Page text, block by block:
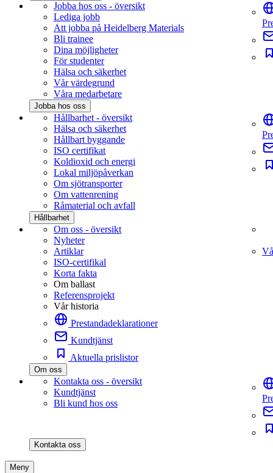
Jobba hos oss - översikt
Lediga jobb
Att jobba på Heidelberg Materials
Bli trainee
Dina möjligheter
För studenter
Hälsa och säkerhet
Vår värdegrund
Våra medarbetare
Jobba hos oss
Hållbarhet - översikt
Hälsa och säkerhet
Hållbart byggande
ISO certifikat
Koldioxid och energi
Lokal miljöpåverkan
Om sjötransporter
Om vattenrening
Råmaterial och avfall
Hållbarhet
Om oss - översikt
Nyheter
Artiklar
ISO-certifikal
Korta fakta
Om ballast
Referensprojekt
Vår historia
Prestandadeklarationer
Kundtjänst
Aktuella prislistor
Om oss
Kontakta oss - översikt
Kundtjänst
Bli kund hos oss
Kontakta oss
Meny